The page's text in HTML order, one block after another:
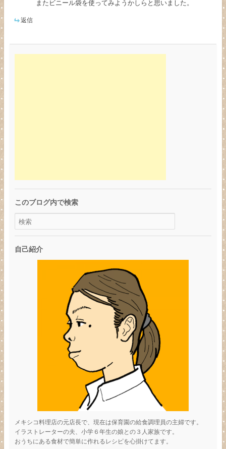
またビニール袋を使ってみようかしらと思いました。
返信
このブログ内で検索
自己紹介
メキシコ料理店の元店長で、現在は保育園の給食調理員の主婦です。
イラストレーターの夫、小学６年生の娘との３人家族です。
おうちにある食材で簡単に作れるレシピを心掛けてます。